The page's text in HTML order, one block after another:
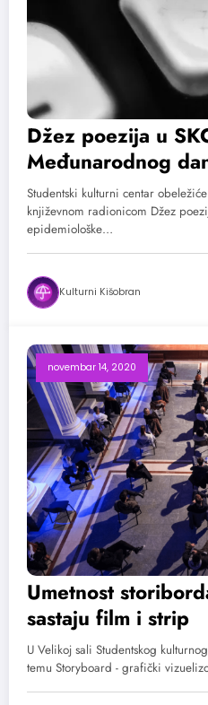
Džez poezija u
Međunarodnog
Studentski kulturni centar
književnom radionicom Džez
epidemiološke…
Kulturni Kišobran
novembar 14, 2020
Umetnost
sastaju film i strip
U Velikoj sali Studentskog
temu Storyboard - grafički